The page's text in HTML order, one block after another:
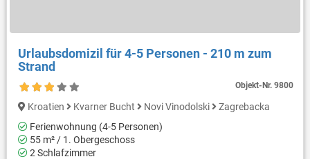
Urlaubsdomizil für 4-5 Personen - 210 m zum
Strand
Objekt-Nr.9800
Kroatien Kvarner Bucht Novi Vinodolski
Zagrebacka
Ferienwohnung (4-5 Personen)
55 m² / 1. Obergeschoss
2 Schlafzimmer